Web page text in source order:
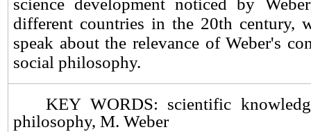
science development noticed by
different countries in the 20th century,
speak about the relevance of Weber's
social philosophy.
KEY WORDS: scientific
philosophy, M. Weber